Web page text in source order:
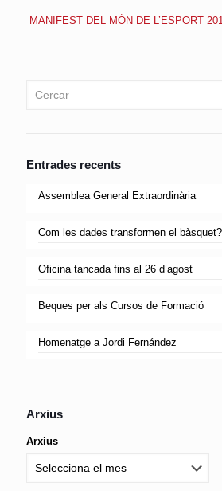
MANIFEST DEL MÓN DE L’ESPORT
Entrades recents
Assemblea General Extraordinària
Com les dades transformen el bàsquet?
Oficina tancada fins al 26 d’agost
Beques per als Cursos de Formació
Homenatge a Jordi Fernández
Arxius
Arxius